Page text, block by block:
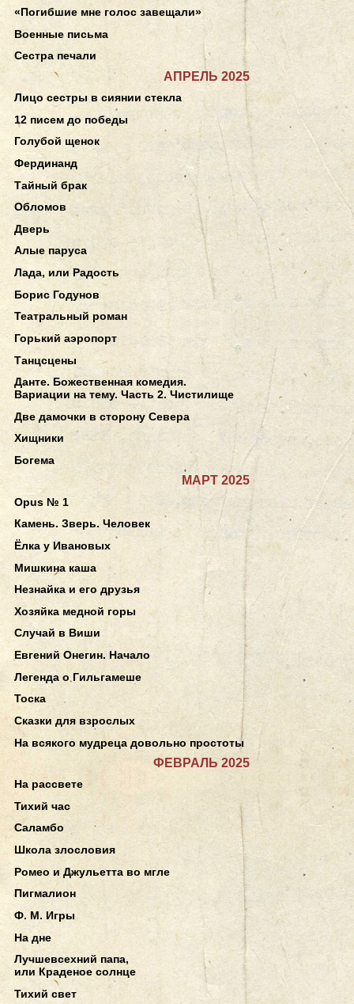
«Погибшие мне голос завещали»
Военные письма
Сестра печали
АПРЕЛЬ 2025
Лицо сестры в сиянии стекла
12 писем до победы
Голубой щенок
Фердинанд
Тайный брак
Обломов
Дверь
Алые паруса
Лада, или Радость
Борис Годунов
Театральный роман
Горький аэропорт
Танцсцены
Данте. Божественная комедия.
Вариации на тему. Часть 2. Чистилище
Две дамочки в сторону Севера
Хищники
Богема
МАРТ 2025
Opus № 1
Камень. Зверь. Человек
Ёлка у Ивановых
Мишкина каша
Незнайка и его друзья
Хозяйка медной горы
Случай в Виши
Евгений Онегин. Начало
Легенда о Гильгамеше
Тоска
Сказки для взрослых
На всякого мудреца довольно простоты
ФЕВРАЛЬ 2025
На рассвете
Тихий час
Саламбо
Школа злословия
Ромео и Джульетта во мгле
Пигмалион
Ф. М. Игры
На дне
Лучшевсехний папа,
или Краденое солнце
Тихий свет